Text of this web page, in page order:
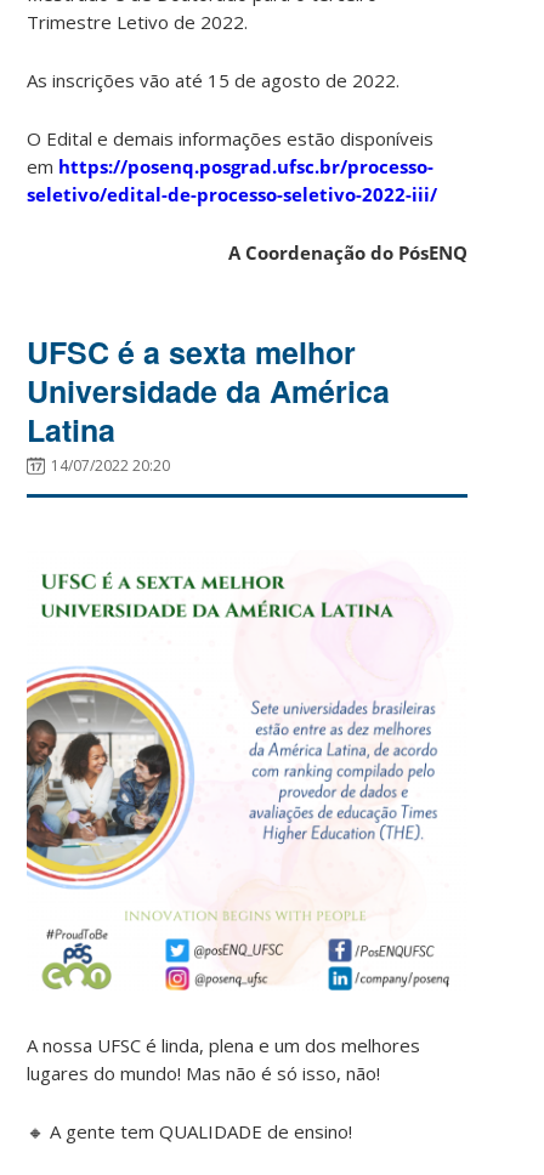
Trimestre Letivo de 2022.
As inscrições vão até 15 de agosto de 2022.
O Edital e demais informações estão disponíveis
em https://posenq.posgrad.ufsc.br/processo-
seletivo/edital-de-processo-seletivo-2022-iii/
A Coordenação do PósENQ
UFSC é a sexta melhor
Universidade da América
Latina
14/07/2022 20:20
A nossa UFSC é linda, plena e um dos melhores
lugares do mundo! Mas não é só isso, não!
🔸️ A gente tem QUALIDADE de ensino!